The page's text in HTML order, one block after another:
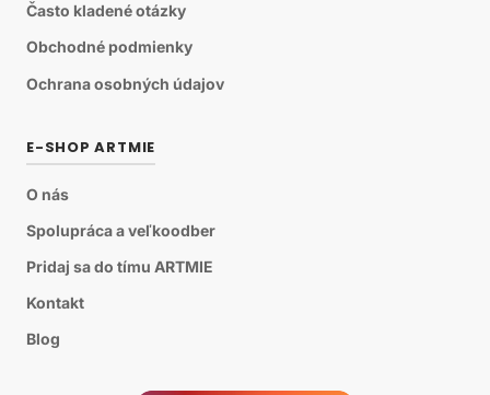
Často kladené otázky
Obchodné podmienky
Ochrana osobných údajov
E-SHOP ARTMIE
O nás
Spolupráca a veľkoodber
Pridaj sa do tímu ARTMIE
Kontakt
Blog